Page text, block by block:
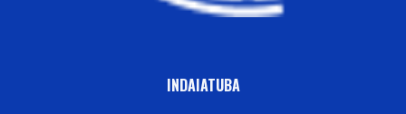
INDAIATUBA